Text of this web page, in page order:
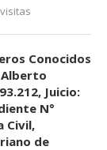
Conocidos
Alberto
Juicio:
N°
Civil,
de